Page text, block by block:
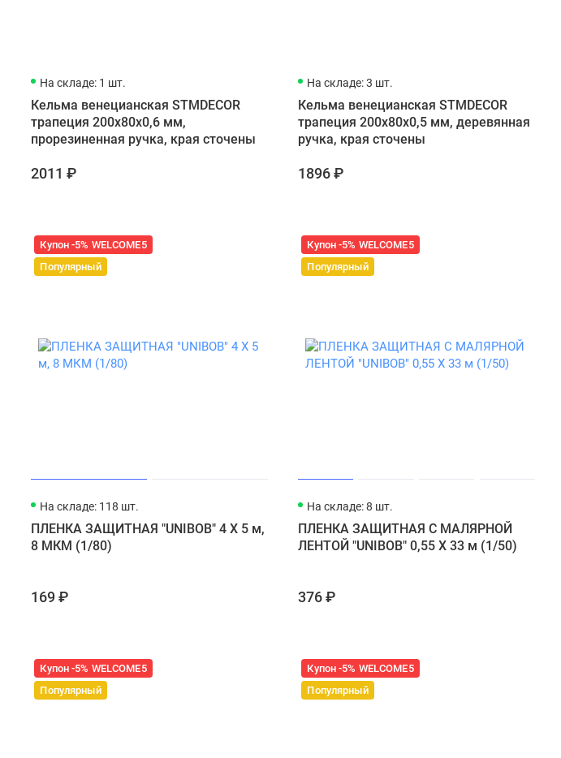
На складе: 1 шт.
Кельма венецианская STMDECOR
трапеция 200x80x0,6 мм,
прорезиненная ручка, края сточены
2011 ₽
На складе: 3 шт.
Кельма венецианская STMDECOR
трапеция 200x80x0,5 мм, деревянная
ручка, края сточены
1896 ₽
Купон -5% WELCOME5
Популярный
На складе: 118 шт.
ПЛЕНКА ЗАЩИТНАЯ "UNIBOB" 4 Х 5 м,
8 МКМ (1/80)
169 ₽
Купон -5% WELCOME5
Популярный
На складе: 8 шт.
ПЛЕНКА ЗАЩИТНАЯ С МАЛЯРНОЙ
ЛЕНТОЙ "UNIBOB" 0,55 Х 33 м (1/50)
376 ₽
Купон -5% WELCOME5
Популярный
Купон -5% WELCOME5
Популярный